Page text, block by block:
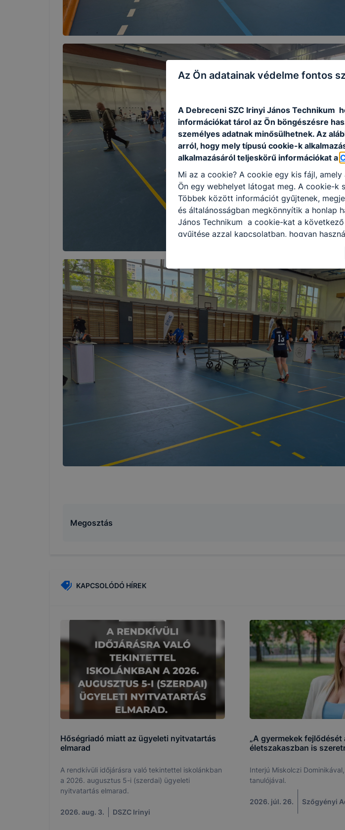
Megosztás
KAPCSOLÓDÓ HÍREK
Hőségriadó miatt az ügyeleti nyitvatartás
elmarad
A rendkívüli időjárásra való tekintettel iskolánkban
a 2026. augusztus 5-i (szerdai) ügyeleti
nyitvatartás elmarad.
2026. aug. 3. DSZC Irinyi
„A gyermekek fejlődését
életszakaszban is
Interjú Miskolczi
tanulójával.
2026. júl. 26. Szőgyényi
Az Ön adatainak védelme fontos
A Debreceni SZC Irinyi János Technikum
információkat tárol az Ön böngészésre
személyes adatnak minősülhetnek. Az
arról, hogy mely típusú cookie-k
alkalmazásáról teljeskörű információkat a
Mi az a cookie? A cookie egy kis fájl,
Ön egy webhelyet látogat meg. A cookie-k
Többek között információt gyűjtenek,
és általánosságban megkönnyítik a honlap
János Technikum a cookie-kat a
gyűjtése azzal kapcsolatban, hogyan
felmérésével, hogy a honlap melyik részeit
így megtudhatjuk, hogyan biztosítsunk
ismét meglátogatja oldalunkat, honlap
tudja kikapcsolni a cookie-kat? Minden
beállításának a változtatását. A legtöbb
automatikusan elfogadja a cookie-kat, de
Felhívjuk figyelmét, hogy mivel a cookie-k
folyamatainak megkönnyítése vagy
megakadályozása vagy törlése által
lesznek képesek honlapunk funkcióinak
tervezettől eltérően fog működni